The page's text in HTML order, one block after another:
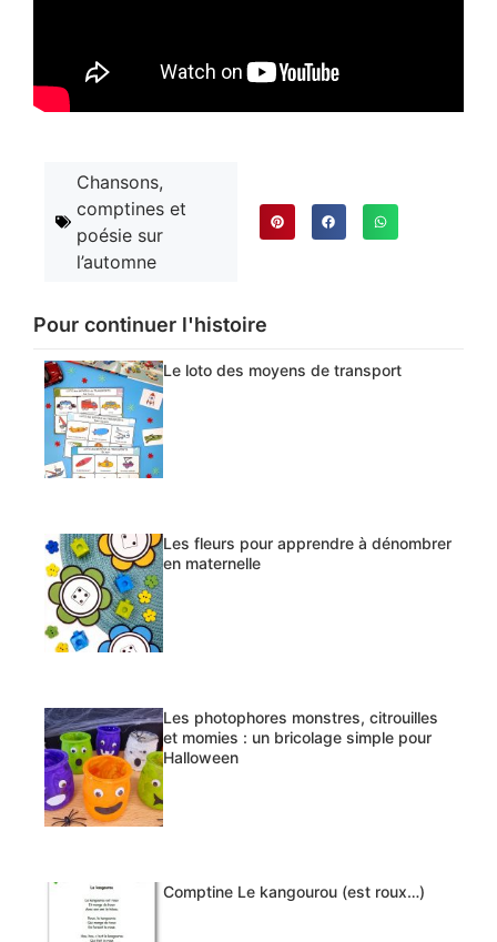
Chansons,
comptines et
poésie sur
l’automne
Pour continuer l'histoire
Le loto des moyens de transport
Les fleurs pour apprendre à dénombrer
en maternelle
Les photophores monstres, citrouilles
et momies : un bricolage simple pour
Halloween
Comptine Le kangourou (est roux…)